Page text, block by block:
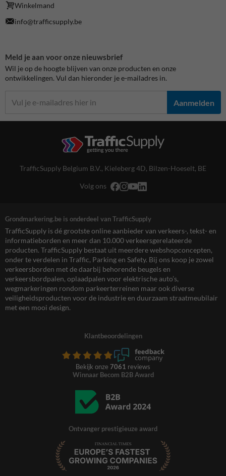
Winkelmand
info@trafficsupply.be
Meld je aan voor onze nieuwsbrief
Wil je op de hoogte blijven van onze producten en onze
ontwikkelingen. Vul dan hieronder je e-mailadres in.
Aanmelden
TrafficSupply Belgium B.V., Kieleberg 4D, Bilzen-Hoeselt, BE
Volg ons
Grondmarkering.be is onderdeel van TrafficSupply
TrafficSupply is dé grootste online aanbieder van verkeers-, tekst- en
informatieborden en meer dan 10.000 verkeersgerelateerde
producten. TrafficSupply bestaat uit meerdere webshopconcepten,
onder te verdelen in Traffic, Parking en Safety. Bij ons koop je zowel
verkeersborden met de daarbij behorende beugels en
verkeersbordpalen, oplaadpalen voor elektrische auto’s,
wegmarkeringen rondom parkeerterreinen maar ook diverse
veiligheidsproducten voor de industrie en duurzaam straatmeubilair
met een mooi design.
Klantbeoordelingen
Bekijk onze 7061 reviews
Winnaar Becom B2B Award
Ontvanger prestigieuze award